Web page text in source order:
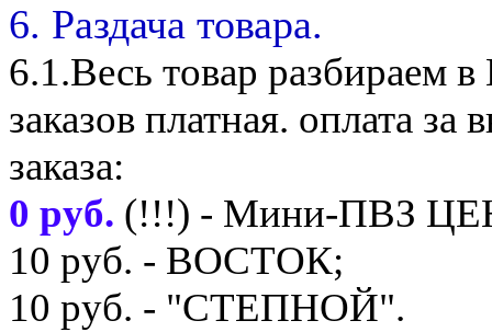
6. Раздача товара.
6.1.Весь товар разбираем
заказов платная. оплата
заказа:
0 руб. (!!!) - Мини-ПВЗ
10 руб. - ВОСТОК;
10 руб. - "СТЕПНОЙ".